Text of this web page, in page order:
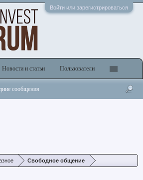
Войти или зарегистрироваться
Свободное общение
сообщения
Новости и статьи Пользователи